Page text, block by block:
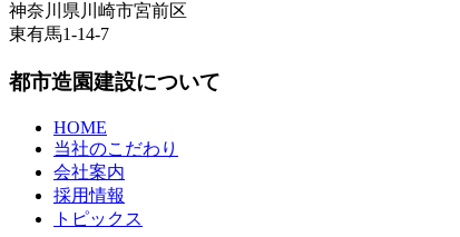
神奈川県川崎市宮前区
東有馬1-14-7
都市造園建設について
HOME
当社のこだわり
会社案内
採用情報
トピックス